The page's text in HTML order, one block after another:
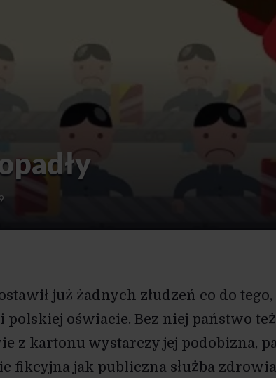
już żadnych złudzeń co do
polskiej oświacie. Bez niej państwo
z kartonu wystarczy jej podobizna,
fikcyjna jak publiczna służba